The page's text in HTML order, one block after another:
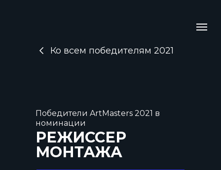
Победители ArtMasters 2021 в
номинации
РЕЖИССЕР
МОНТАЖА
Ко всем победителям 2021